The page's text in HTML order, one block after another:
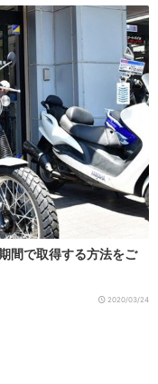
間で取得する方法をご
2020/03/24